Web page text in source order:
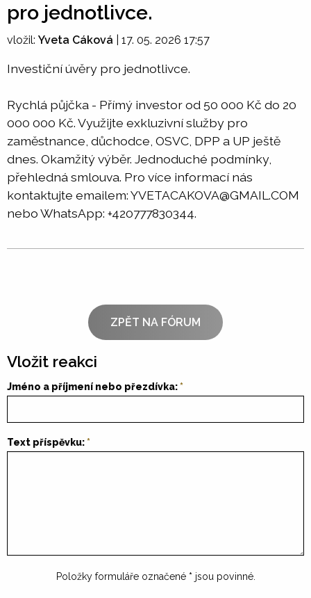
pro jednotlivce.
vložil: Yveta Cáková 17. 05. 2026 17:57
Investiční úvěry pro jednotlivce.
Rychlá půjčka - Přímý investor od 50 000 Kč do 20
000 000 Kč. Využijte exkluzivní služby pro
zaměstnance, důchodce, OSVC, DPP a UP ještě
dnes. Okamžitý výběr. Jednoduché podmínky,
přehledná smlouva. Pro více informací nás
kontaktujte emailem: YVETACAKOVA@GMAIL.COM
nebo WhatsApp: +420777830344.
ZPĚT NA FÓRUM
Vložit reakci
Jméno a příjmení nebo přezdívka:
Text příspěvku:
Položky formuláře označené * jsou povinné.